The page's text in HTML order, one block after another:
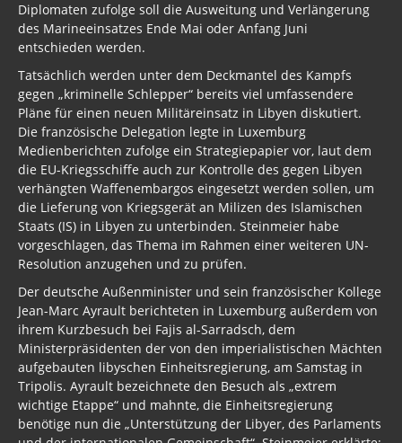
Diplomaten zufolge soll die Ausweitung und Verlängerung
des Marineeinsatzes Ende Mai oder Anfang Juni
entschieden werden.
Tatsächlich werden unter dem Deckmantel des Kampfs
gegen „kriminelle Schlepper“ bereits viel umfassendere
Pläne für einen neuen Militäreinsatz in Libyen diskutiert.
Die französische Delegation legte in Luxemburg
Medienberichten zufolge ein Strategiepapier vor, laut dem
die EU-Kriegsschiffe auch zur Kontrolle des gegen Libyen
verhängten Waffenembargos eingesetzt werden sollen, um
die Lieferung von Kriegsgerät an Milizen des Islamischen
Staats (IS) in Libyen zu unterbinden. Steinmeier habe
vorgeschlagen, das Thema im Rahmen einer weiteren UN-
Resolution anzugehen und zu prüfen.
Der deutsche Außenminister und sein französischer Kollege
Jean-Marc Ayrault berichteten in Luxemburg außerdem von
ihrem Kurzbesuch bei Fajis al-Sarradsch, dem
Ministerpräsidenten der von den imperialistischen Mächten
aufgebauten libyschen Einheitsregierung, am Samstag in
Tripolis. Ayrault bezeichnete den Besuch als „extrem
wichtige Etappe“ und mahnte, die Einheitsregierung
benötige nun die „Unterstützung der Libyer, des Parlaments